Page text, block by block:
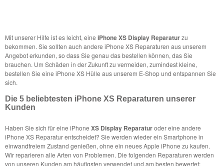
Mit unserer Hilfe ist es leicht, eine iPhone XS Display Reparaturzu
bekommen. Sie sollten auch andere iPhone XS Reparaturen aus unserem
Angebot erkunden, so dass Sie genau das bestellen können, das Sie
brauchen. Um Schäden in der Zukunft zu vermeiden, zumindest kleine,
bestellen Sie eine iPhone XS Hülle aus unserem E-Shop und entspannen Sie
sich.
Die 5 beliebtesten iPhone XS Reparaturen unserer
Kunden
Haben Sie sich für eine iPhone XS Display Reparaturoder eine andere
iPhone XS Reparatur entscheidet? Sie werden wieder ein Smartphone in
einwandfreiem Zustand genießen, ohne ein neues Apple iPhone zu kaufen.
Wir reparieren alle Arten von Problemen. Die folgenden Reparaturen werden
von unseren Kunden am häufigsten verwendet und am besten bewertet: